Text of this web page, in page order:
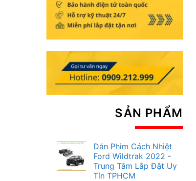
SẢN PHẨM
Dán Phim Cách Nhiệt
Ford Wildtrak 2022 -
Trung Tâm Lắp Đặt Uy
Tín TPHCM